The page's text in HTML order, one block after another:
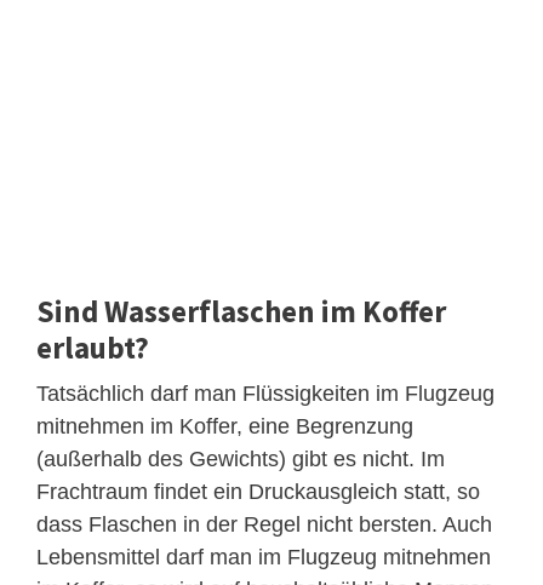
Sind Wasserflaschen im Koffer
erlaubt?
Tatsächlich darf man Flüssigkeiten im Flugzeug
mitnehmen im Koffer, eine Begrenzung
(außerhalb des Gewichts) gibt es nicht. Im
Frachtraum findet ein Druckausgleich statt, so
dass Flaschen in der Regel nicht bersten. Auch
Lebensmittel darf man im Flugzeug mitnehmen